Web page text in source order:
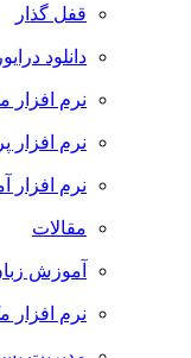
قفل گذار
دانلود
نرم افزار
نرم افزار
نرم افزار
مقالات
آموزش زبان
نرم افزار